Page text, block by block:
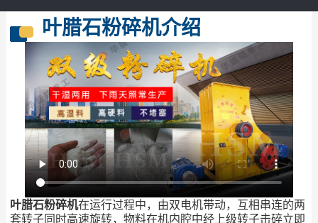
叶腊石粉碎机介绍
叶腊石粉碎机在运行过程中，由双电机带动，互相串连的两
套转子同时高速旋转，物料在机内腔中经上级转子击碎立即